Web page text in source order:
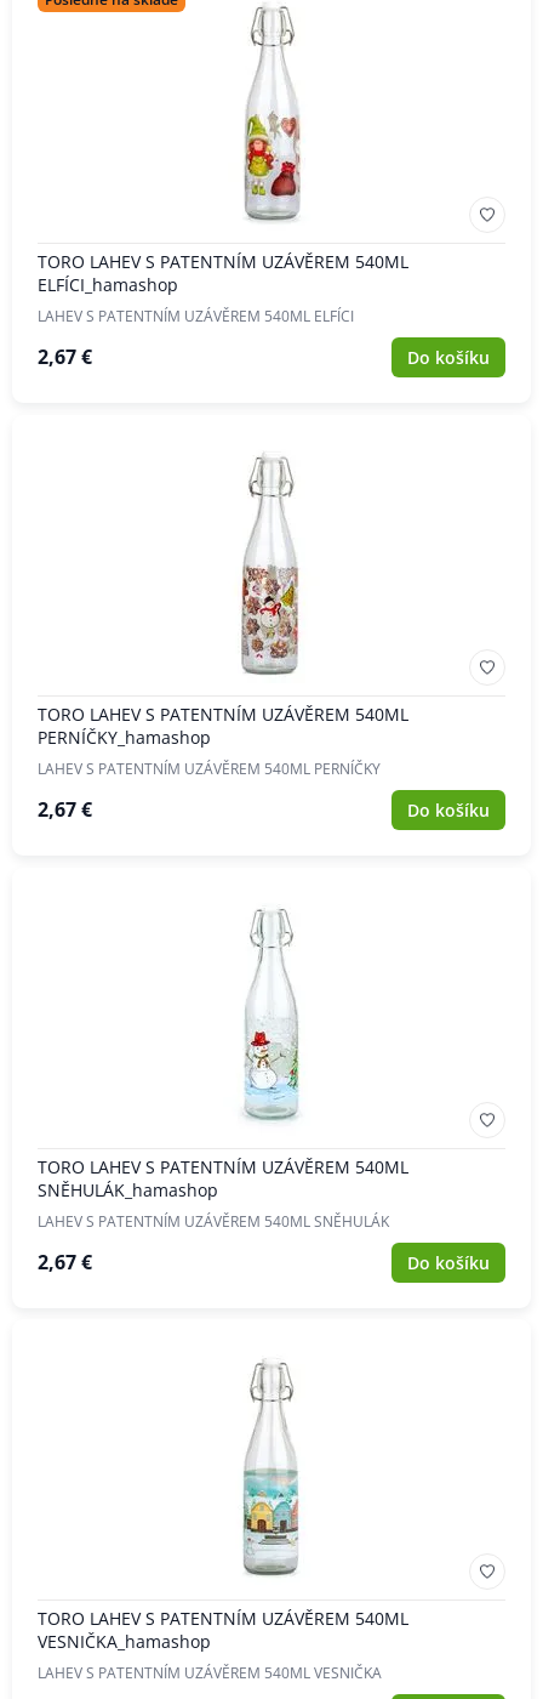
TORO LAHEV S PATENTNÍM UZÁVĚREM 540ML
ELFÍCI_hamashop
LAHEV S PATENTNÍM UZÁVĚREM 540ML ELFÍCI
2,67 € Do košíku
TORO LAHEV S PATENTNÍM UZÁVĚREM 540ML
PERNÍČKY_hamashop
LAHEV S PATENTNÍM UZÁVĚREM 540ML PERNÍČKY
2,67 € Do košíku
TORO LAHEV S PATENTNÍM UZÁVĚREM 540ML
SNĚHULÁK_hamashop
LAHEV S PATENTNÍM UZÁVĚREM 540ML SNĚHULÁK
2,67 € Do košíku
TORO LAHEV S PATENTNÍM UZÁVĚREM 540ML
VESNIČKA_hamashop
LAHEV S PATENTNÍM UZÁVĚREM 540ML VESNIČKA